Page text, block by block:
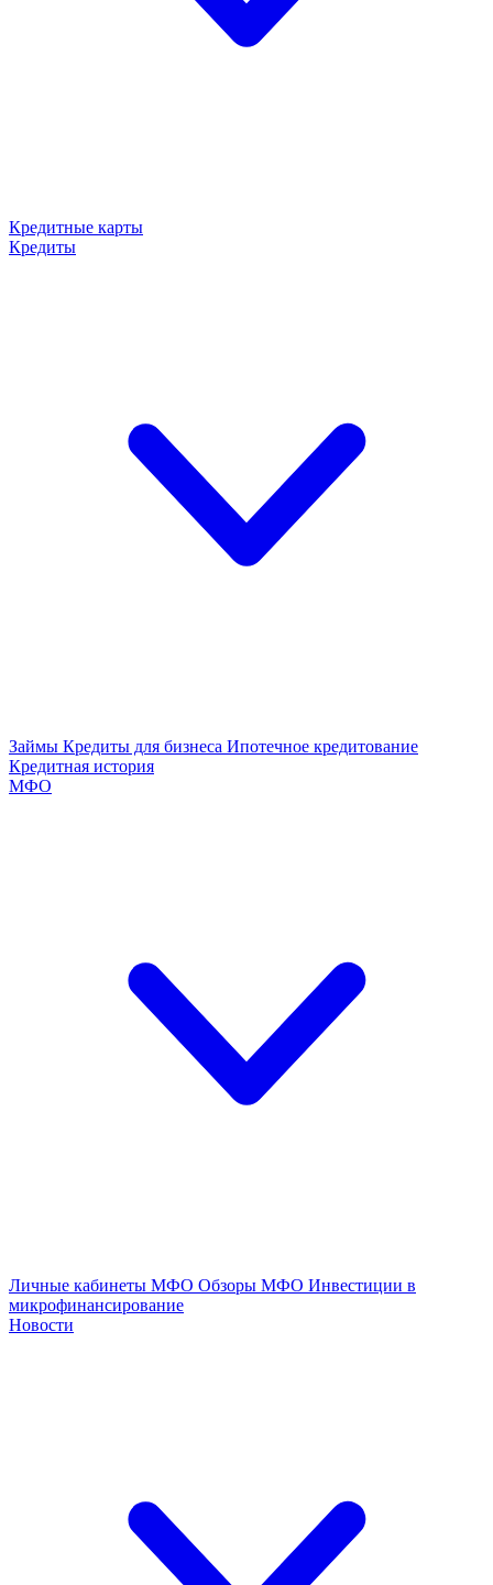
Кредитные карты
Кредиты
Займы Кредиты для бизнеса Ипотечное кредитование
Кредитная история
МФО
Личные кабинеты МФО Обзоры МФО Инвестиции в
микрофинансирование
Новости